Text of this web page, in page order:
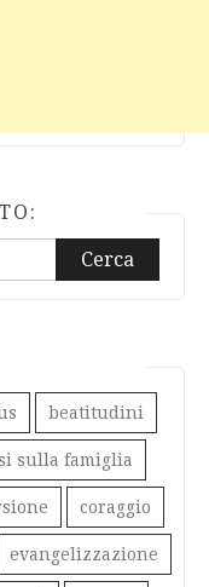
beatitudini
sulla famiglia
coraggio
evangelizzazione